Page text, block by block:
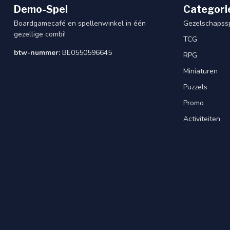
Demo-Spel
Boardgamecafé en spellenwinkel in één
gezellige combi!
btw-nummer: BE0550596645
TCG
RPG
Miniaturen
Puzzels
Promo
Activiteiten